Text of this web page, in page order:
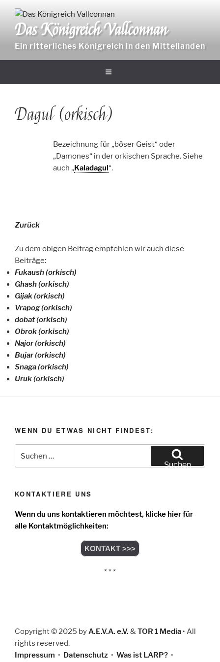
Inhalt
springenDas Königreich Vallconnan
Ein ritterliches Königreich in den Mittellanden
Dagul (orkisch)
Bezeichnung für „böser Geist“ oder
„Damones“ in der orkischen Sprache. Siehe
auch „Kaladagul“.
Zurück
Zu dem obigen Beitrag empfehlen wir auch diese
Beiträge:
Fukaush (orkisch)
Ghash (orkisch)
Gijak (orkisch)
Vrapog (orkisch)
dobat (orkisch)
Obrok (orkisch)
Najor (orkisch)
Bujar (orkisch)
Snaga (orkisch)
Uruk (orkisch)
WENN DU ETWAS NICHT FINDEST:
nach:
Suchen
KONTAKTIERE UNS
Wenn du uns kontaktieren möchtest, klicke hier für
alle Kontaktmöglichkeiten:
KONTAKT >>>
* * *
Copyright © 2025 byA.E.V.A. e.V. &TOR 1 Media • All
rights reserved.
Impressum • Datenschutz • Was ist LARP? •